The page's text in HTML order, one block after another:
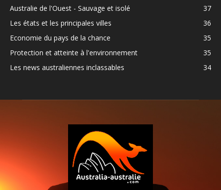
Australie de l'Ouest - Sauvage et isolé
37
Les états et les principales villes
36
Economie du pays de la chance
35
Protection et atteinte à l'environnement
35
Les news australiennes inclassables
34